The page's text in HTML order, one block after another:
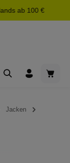
ab 100 €
Jacken